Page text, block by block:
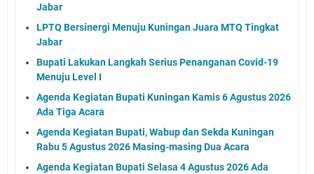
Jabar
LPTQ Bersinergi Menuju Kuningan Juara MTQ Tingkat
Jabar
Bupati Lakukan Langkah Serius Penanganan Covid-19
Menuju Level I
Agenda Kegiatan Bupati Kuningan Kamis 6 Agustus 2026
Ada Tiga Acara
Agenda Kegiatan Bupati, Wabup dan Sekda Kuningan
Rabu 5 Agustus 2026 Masing-masing Dua Acara
Agenda Kegiatan Bupati Selasa 4 Agustus 2026 Ada